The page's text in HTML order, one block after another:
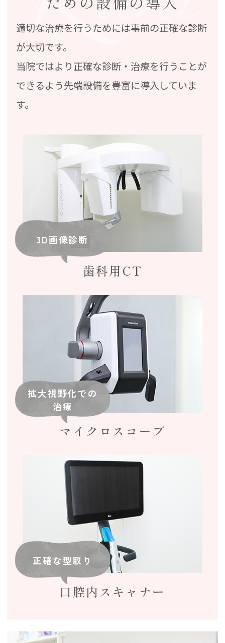
ための設備の導入
適切な治療を行うためには事前の正確な診断
が大切です。
当院ではより正確な診断・治療を行うことが
できるよう先端設備を豊富に導入していま
す。
3D画像診断
歯科用CT
拡大視野化での
治療
マイクロスコープ
正確な型取り
口腔内スキャナー